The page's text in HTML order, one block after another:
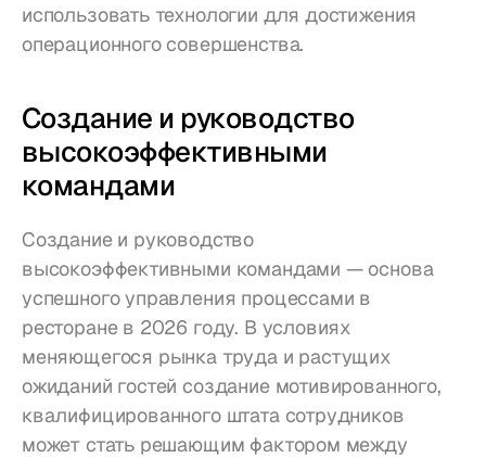
использовать технологии для достижения
операционного совершенства.
Создание и руководство
высокоэффективными
командами
Создание и руководство
высокоэффективными командами — основа
успешного управления процессами в
ресторане в 2026 году. В условиях
меняющегося рынка труда и растущих
ожиданий гостей создание мотивированного,
квалифицированного штата сотрудников
может стать решающим фактором между